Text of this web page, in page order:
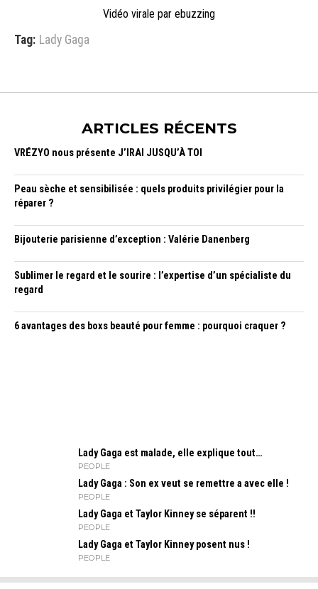
Vidéo virale par ebuzzing
Tag: Lady Gaga
ARTICLES RÉCENTS
VRÉZYO nous présente J’IRAI JUSQU’À TOI
Peau sèche et sensibilisée : quels produits privilégier pour la
réparer ?
Bijouterie parisienne d’exception : Valérie Danenberg
Sublimer le regard et le sourire : l’expertise d’un spécialiste du
regard
6 avantages des boxs beauté pour femme : pourquoi craquer ?
Lady Gaga est malade, elle explique tout…
PEOPLE
Lady Gaga : Son ex veut se remettre a avec elle !
PEOPLE
Lady Gaga et Taylor Kinney se séparent !!
PEOPLE
Lady Gaga et Taylor Kinney posent nus !
PEOPLE